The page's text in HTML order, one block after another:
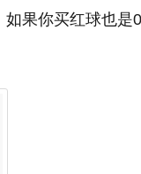
果你买红球也是